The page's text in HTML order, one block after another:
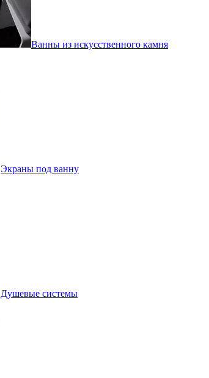
Ванны из искусственного камня
Экраны под ванну
Душевые системы